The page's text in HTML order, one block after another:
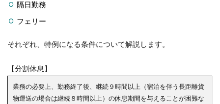
隔日勤務
フェリー
それぞれ、特例になる条件について解説します。
【分割休息】
業務の必要上、勤務終了後、継続９時間以上（宿泊を伴う長距離貨
物運送の場合は継続８時間以上）の休息期間を与えることが困難な